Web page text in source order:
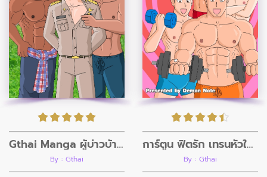
Gthai Manga ผู้บ่าวบ้านนา ตอนที่2
By : Gthai
การ์ตูน ฟิตรัก เทรนหัวใจ ตอนที่11 อวสาน
By : Gthai